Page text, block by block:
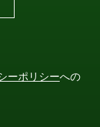
ーポリシーへの